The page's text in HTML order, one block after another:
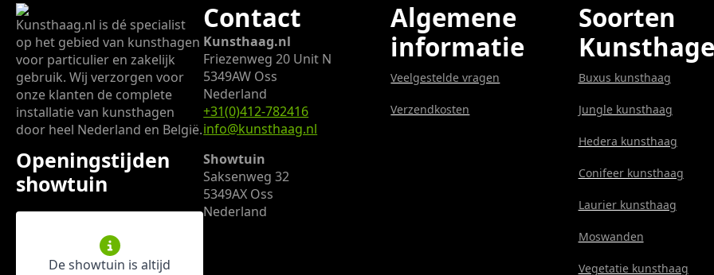
Kunsthaag.nl is dé specialist
op het gebied van kunsthagen
voor particulier en zakelijk
gebruik. Wij verzorgen voor
onze klanten de complete
installatie van kunsthagen
door heel Nederland en België.
Openingstijden
showtuin
De showtuin is altijd
Contact
Kunsthaag.nl
Friezenweg 20 Unit N
5349AW Oss
Nederland
+31(0)412-782416
info@kunsthaag.nl
Showtuin
Saksenweg 32
5349AX Oss
Nederland
Algemene
informatie
Veelgestelde vragen
Verzendkosten
Soorten
Buxus kunsthaag
Jungle kunsthaag
Hedera kunsthaag
Conifeer kunsthaag
Laurier kunsthaag
Moswanden
Vegetatie kunsthaag